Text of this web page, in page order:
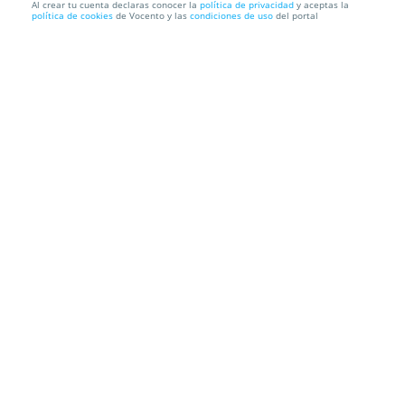
Sevilla: 1 a 3 noches en habitación doble + parking +
Al crear tu cuenta declaras conocer la política de privacidad y aceptas la
política de cookies de Vocento y las condiciones de uso del portal